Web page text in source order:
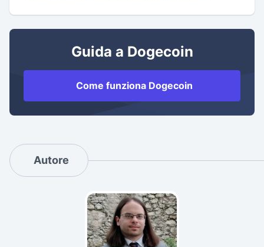
Guida a Dogecoin
Come funziona Dogecoin
Autore